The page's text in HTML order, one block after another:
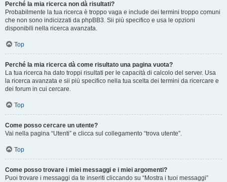
Perché la mia ricerca non dà risultati?
Probabilmente la tua ricerca è troppo vaga e include dei termini troppo comuni
che non sono indicizzati da phpBB3. Sii più specifico e usa le opzioni
disponibili nella ricerca avanzata.
Top
Perché la mia ricerca dà come risultato una pagina vuota?
La tua ricerca ha dato troppi risultati per le capacità di calcolo del server. Usa
la ricerca avanzata e sii più specifico nella tua scelta dei termini da ricercare e
dei forum in cui cercare.
Top
Come posso cercare un utente?
Vai nella pagina “Utenti” e clicca sul collegamento “trova utente”.
Top
Come posso trovare i miei messaggi e i miei argomenti?
Puoi trovare i messaggi da te inseriti cliccando su “Mostra i tuoi messaggi”